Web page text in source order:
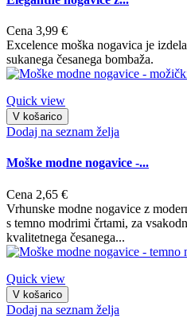
Cena 3,99 €
Excelence moška nogavica je
sukanega česanega bombaža.
Quick view
V košarico
Dodaj na seznam želja
Moške modne nogavice -...
Cena 2,65 €
Vrhunske modne nogavice z
s temno modrimi črtami, za
kvalitetnega česanega...
Quick view
V košarico
Dodaj na seznam želja